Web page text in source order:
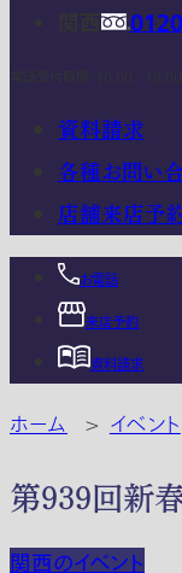
資料請求
各種お問い
店舗来店予
お電話
来店予約
資料請求
ホーム > イベント
第939回新
関西のイベント